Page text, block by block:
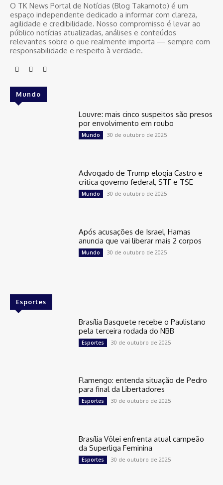
O TK News Portal de Notícias (Blog Takamoto) é um
espaço independente dedicado a informar com clareza,
agilidade e credibilidade. Nosso compromisso é levar ao
público notícias atualizadas, análises e conteúdos
relevantes sobre o que realmente importa — sempre com
responsabilidade e respeito à verdade.
Mundo
Louvre: mais cinco suspeitos são presos
por envolvimento em roubo
Mundo 30 de outubro de 2025
Advogado de Trump elogia Castro e
critica governo federal, STF e TSE
Mundo 30 de outubro de 2025
Após acusações de Israel, Hamas
anuncia que vai liberar mais 2 corpos
Mundo 30 de outubro de 2025
Esportes
Brasília Basquete recebe o Paulistano
pela terceira rodada do NBB
Esportes 30 de outubro de 2025
Flamengo: entenda situação de Pedro
para final da Libertadores
Esportes 30 de outubro de 2025
Brasília Vôlei enfrenta atual campeão
da Superliga Feminina
Esportes 30 de outubro de 2025